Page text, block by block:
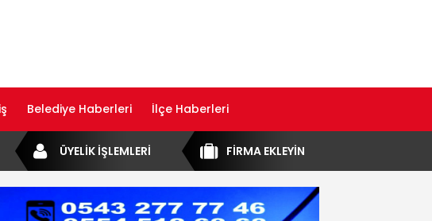
Belediye Haberleri İlçe Haberleri
FİRMA EKLEYİN
ÜYELİK İŞLEMLERİ